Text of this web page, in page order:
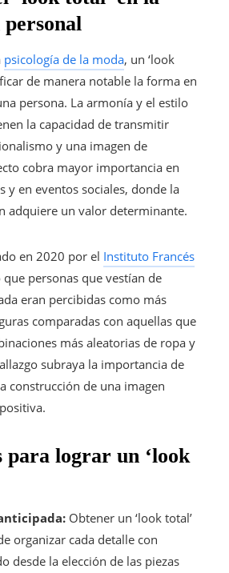
psicología de la moda, un ‘look
de manera notable la forma en
persona. La armonía y el estilo
la capacidad de transmitir
y una imagen de
cobra mayor importancia en
y en eventos sociales, donde la
adquiere un valor determinante.
en 2020 por el Instituto Francés
que personas que vestían de
eran percibidas como más
comparadas con aquellas que
más aleatorias de ropa y
subraya la importancia de
construcción de una imagen
para lograr un ‘look
Obtener un ‘look total’
organizar cada detalle con
desde la elección de las piezas